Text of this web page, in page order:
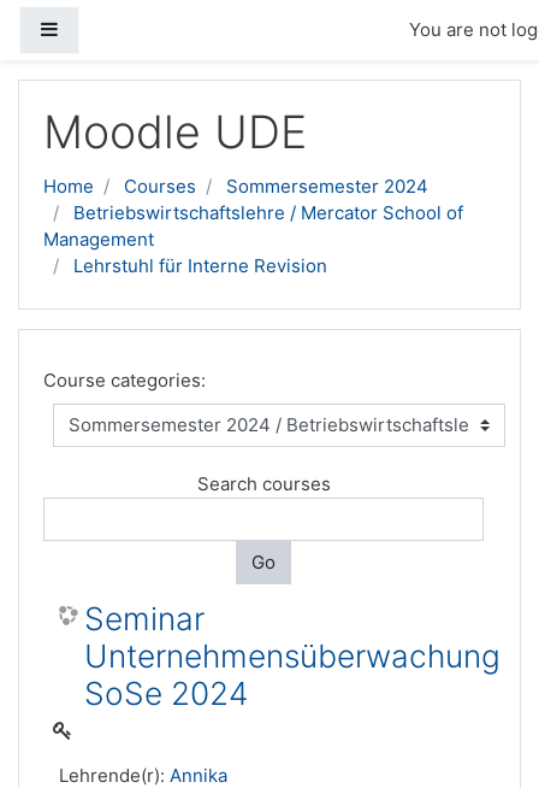
You are not
Moodle UDE
Home Courses
Sommersemester 2024
Betriebswirtschaftslehre / Mercator School of
Management
Lehrstuhl für Interne Revision
Course categories:
Search courses
Go
Seminar
Unternehmensüberwachung
SoSe 2024
Lehrende(r): Annika